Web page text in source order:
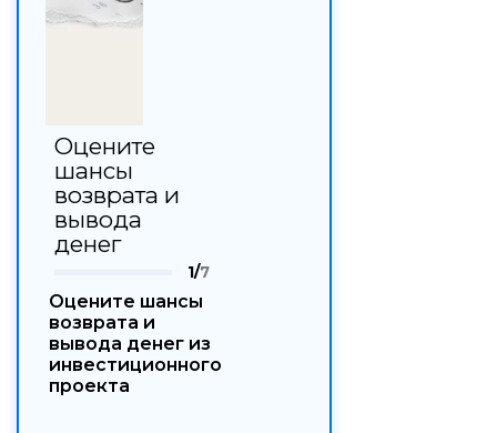
Оцените
шансы
возврата и
вывода
денег
1/7
Оцените шансы
возврата и
вывода денег из
инвестиционного
проекта